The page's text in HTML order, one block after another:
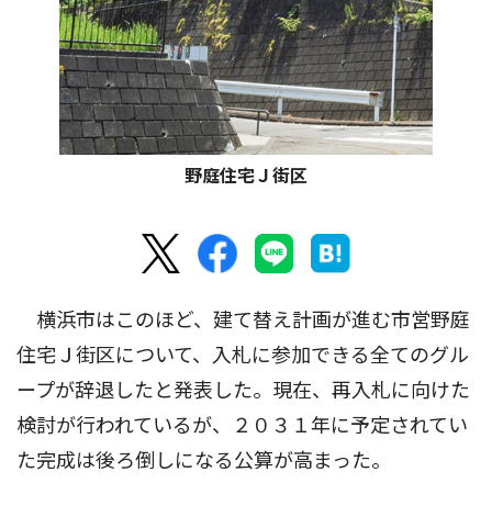
野庭住宅Ｊ街区
横浜市はこのほど、建て替え計画が進む市営野庭
住宅Ｊ街区について、入札に参加できる全てのグル
ープが辞退したと発表した。現在、再入札に向けた
検討が行われているが、２０３１年に予定されてい
た完成は後ろ倒しになる公算が高まった。